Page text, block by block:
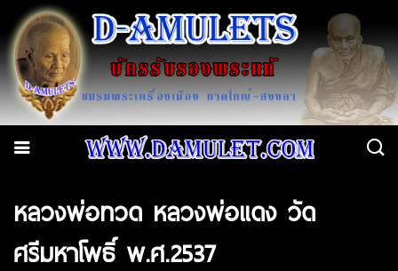
หลวงพ่อทวด หลวงพ่อแดง วัด
ศรีมหาโพธิ์ พ.ศ.2537